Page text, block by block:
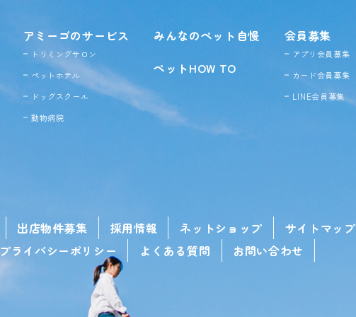
アミーゴのサービス
トリミングサロン
ペットホテル
ドッグスクール
動物病院
みんなのペット自慢
ペットHOW TO
会員募集
アプリ会員募集
カード会員募集
LINE会員募集
出店物件募集 採用情報 ネットショップ
サイトマップ
プライバシーポリシー
よくある質問 お問い合わせ